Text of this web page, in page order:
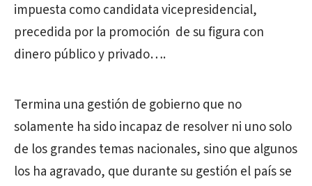
impuesta como candidata vicepresidencial,
precedida por la promoción de su figura con
dinero público y privado….
Termina una gestión de gobierno que no
solamente ha sido incapaz de resolver ni uno solo
de los grandes temas nacionales, sino que algunos
los ha agravado, que durante su gestión el país se